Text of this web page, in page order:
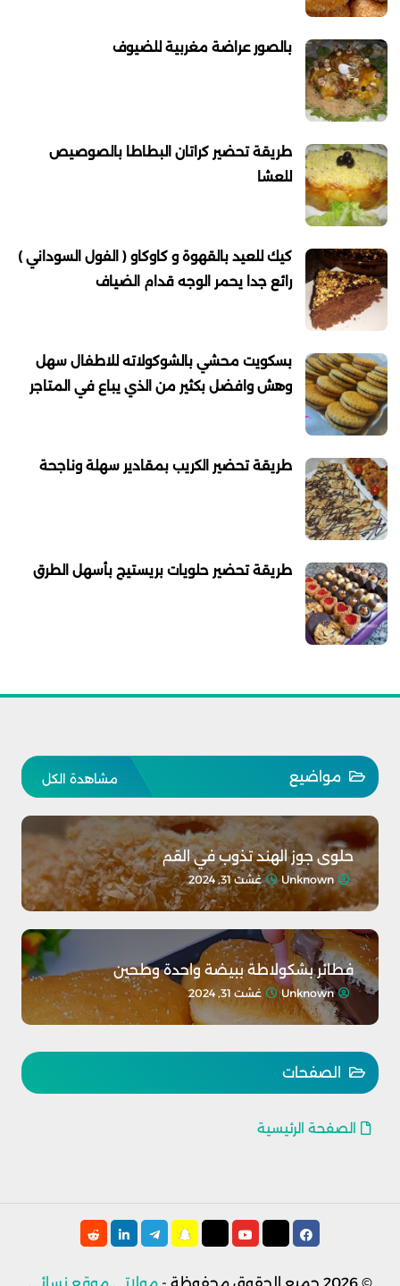
بالصور عراضة مغربية للضيوف
طريقة تحضير كراتان البطاطا بالصوصيص
للعشا
كيك للعيد بالقهوة و كاوكاو ( الفول السوداني )
رائع جدا يحمر الوجه قدام الضياف
بسكويت محشي بالشوكولاته للاطفال سهل
وهش وافضل بكثير من الذي يباع في المتاجر
طريقة تحضير الكريب بمقادير سهلة وناجحة
طريقة تحضير حلويات بريستيج بأسهل الطرق
مشاهدة الكل مواضيع
حلوى جوز الهند تذوب في القم
Unknown غشت 31, 2024
فطائر بشكولاطة ببيضة واحدة وطحين
Unknown غشت 31, 2024
الصفحات
الصفحة الرئيسية